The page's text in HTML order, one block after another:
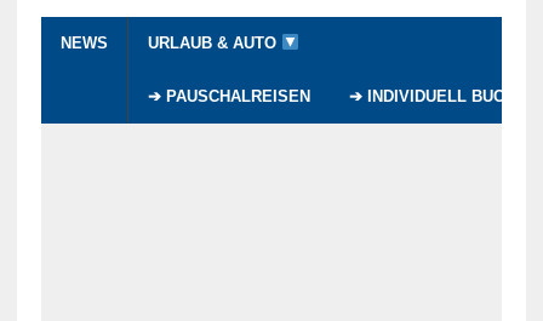
NEWS URLAUB & AUTO
➔ PAUSCHALREISEN ➔ INDIVIDUELL BUCHEN